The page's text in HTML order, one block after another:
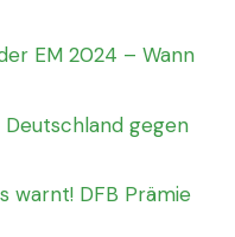
EM 2024 – Wann
gegen
warnt! DFB Prämie